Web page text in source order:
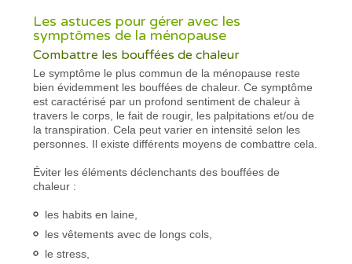
Les astuces pour gérer avec les
symptômes de la ménopause
Combattre les bouffées de chaleur
Le symptôme le plus commun de la ménopause reste
bien évidemment les bouffées de chaleur. Ce symptôme
est caractérisé par un profond sentiment de chaleur à
travers le corps, le fait de rougir, les palpitations et/ou de
la transpiration. Cela peut varier en intensité selon les
personnes. Il existe différents moyens de combattre cela.
Éviter les éléments déclenchants des bouffées de
chaleur :
les habits en laine,
les vêtements avec de longs cols,
le stress,